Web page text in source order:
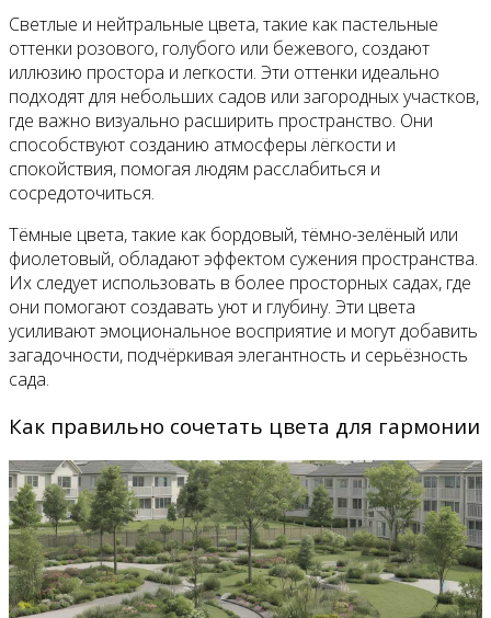
Светлые и нейтральные цвета, такие как пастельные
оттенки розового, голубого или бежевого, создают
иллюзию простора и легкости. Эти оттенки идеально
подходят для небольших садов или загородных участков,
где важно визуально расширить пространство. Они
способствуют созданию атмосферы лёгкости и
спокойствия, помогая людям расслабиться и
сосредоточиться.
Тёмные цвета, такие как бордовый, тёмно-зелёный или
фиолетовый, обладают эффектом сужения пространства.
Их следует использовать в более просторных садах, где
они помогают создавать уют и глубину. Эти цвета
усиливают эмоциональное восприятие и могут добавить
загадочности, подчёркивая элегантность и серьёзность
сада.
Как правильно сочетать цвета для гармонии